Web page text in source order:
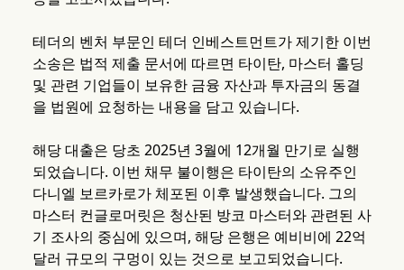
테더의 벤처 부문인 테더 인베스트먼트가 제기한 이번
소송은 법적 제출 문서에 따르면 타이탄, 마스터 홀딩
및 관련 기업들이 보유한 금융 자산과 투자금의 동결
을 법원에 요청하는 내용을 담고 있습니다.
해당 대출은 당초 2025년 3월에 12개월 만기로 실행
되었습니다. 이번 채무 불이행은 타이탄의 소유주인
다니엘 보르카로가 체포된 이후 발생했습니다. 그의
마스터 컨글로머릿은 청산된 방코 마스터와 관련된 사
기 조사의 중심에 있으며, 해당 은행은 예비비에 22억
달러 규모의 구멍이 있는 것으로 보고되었습니다.